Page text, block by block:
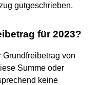
gutgeschrieben.
für 2023?
von
Summe oder
keine